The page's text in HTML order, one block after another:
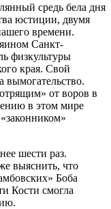
средь бела дня
юстиции, двумя
времени.
Санкт-
физкультуры
края. Свой
вымогательство.
от воров в
в этом мире
шести раз.
выяснить, что
Боба
Кости смогла